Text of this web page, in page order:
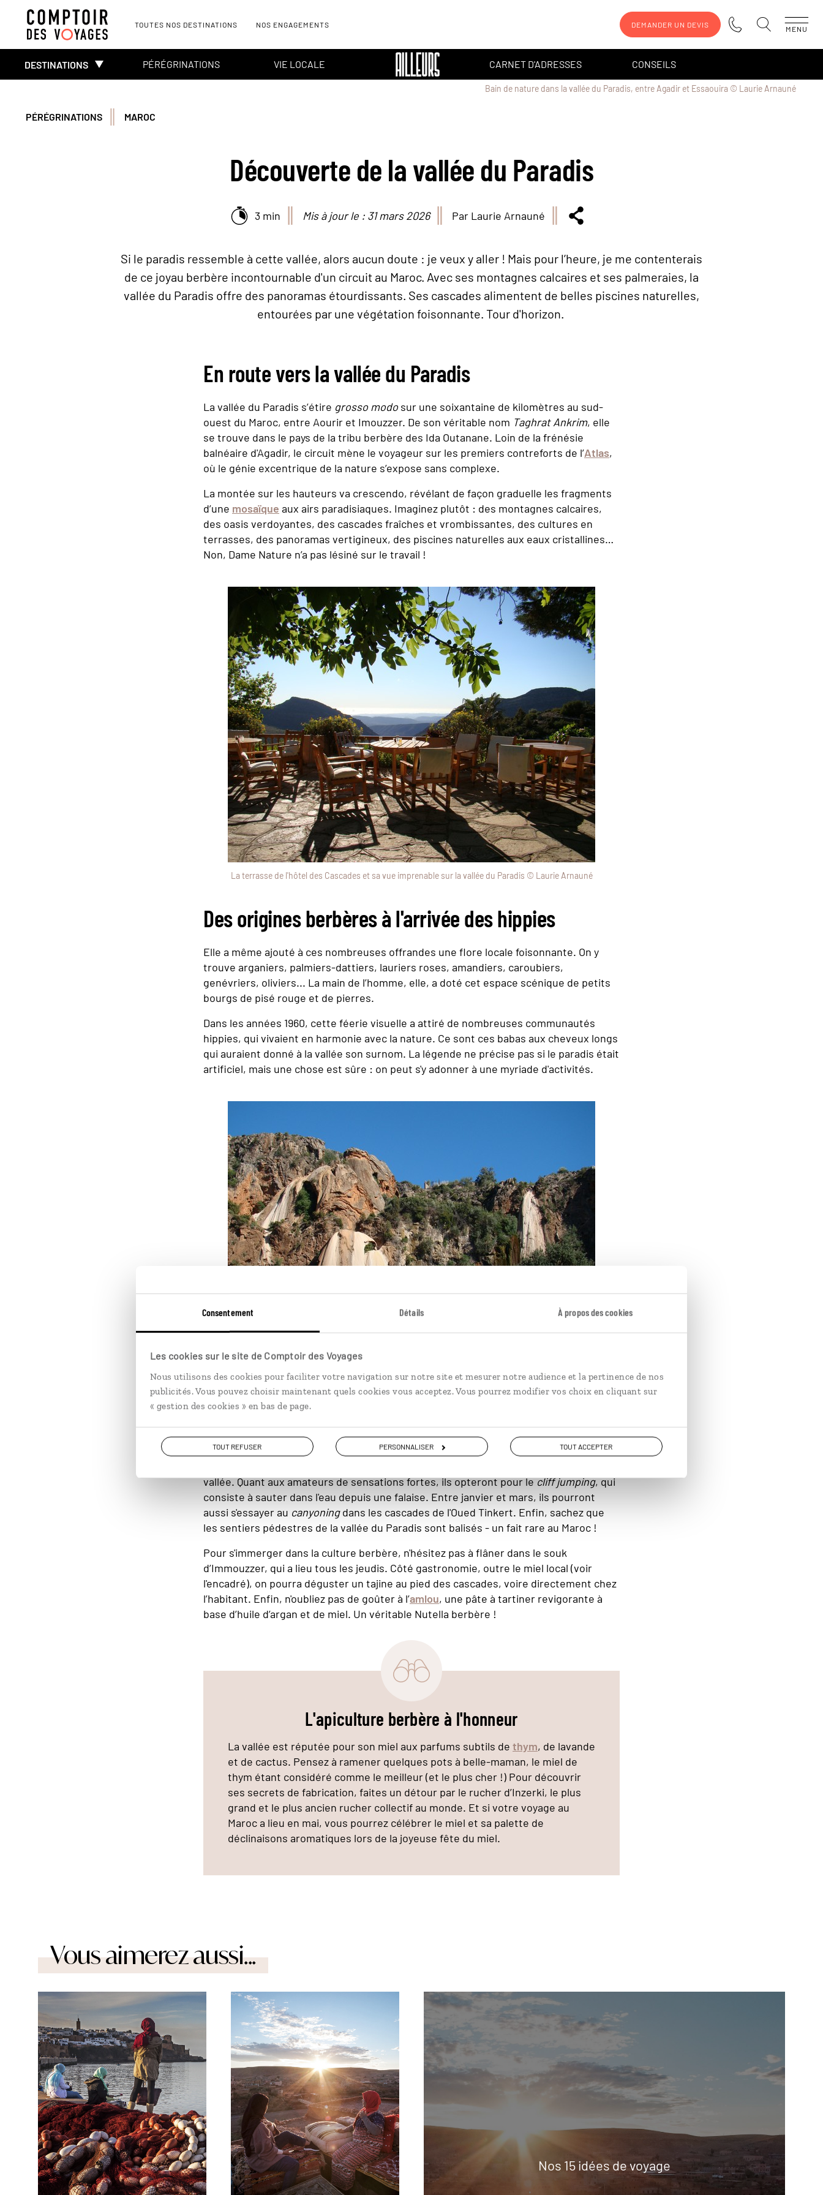
Consentement Détails À propos des cookies
Les cookies sur le site de Comptoir des Voyages
Nous utilisons des cookies pour faciliter votre navigation sur notre site et mesurer notre audience et la pertinence de nos
publicités. Vous pouvez choisir maintenant quels cookies vous acceptez. Vous pourrez modifier vos choix en cliquant sur
« gestion des cookies » en bas de page.
TOUT REFUSER PERSONNALISER TOUT ACCEPTER
TOUTES NOS DESTINATIONS NOS ENGAGEMENTS DEMANDER UN DEVIS MENU
DESTINATIONS PÉRÉGRINATIONS VIE LOCALE CARNET D'ADRESSES CONSEILS
Bain de nature dans la vallée du Paradis, entre Agadir et Essaouira © Laurie Arnauné
PÉRÉGRINATIONS MAROC
Découverte de la vallée du Paradis
3 min Mis à jour le : 31 mars 2026 Par Laurie Arnauné
Si le paradis ressemble à cette vallée, alors aucun doute : je veux y aller ! Mais pour l’heure, je me contenterais
de ce joyau berbère incontournable d'un circuit au Maroc. Avec ses montagnes calcaires et ses palmeraies, la
vallée du Paradis offre des panoramas étourdissants. Ses cascades alimentent de belles piscines naturelles,
entourées par une végétation foisonnante. Tour d'horizon.
En route vers la vallée du Paradis
La vallée du Paradis s’étire grosso modosur une soixantaine de kilomètres au sud-
ouest du Maroc, entre Aourir et Imouzzer. De son véritable nom Taghrat Ankrim, elle
se trouve dans le pays de la tribu berbère des Ida Outanane. Loin de la frénésie
balnéaire d'Agadir, le circuit mène le voyageur sur les premiers contreforts de l’Atlas,
où le génie excentrique de la nature s’expose sans complexe.
La montée sur les hauteurs va crescendo, révélant de façon graduelle les fragments
d’une mosaïque aux airs paradisiaques. Imaginez plutôt : des montagnes calcaires,
des oasis verdoyantes, des cascades fraîches et vrombissantes, des cultures en
terrasses, des panoramas vertigineux, des piscines naturelles aux eaux cristallines…
Non, Dame Nature n’a pas lésiné sur le travail !
La terrasse de l'hôtel des Cascades et sa vue imprenable sur la vallée du Paradis © Laurie Arnauné
Des origines berbères à l'arrivée des hippies
Elle a même ajouté à ces nombreuses offrandes une flore locale foisonnante. On y
trouve arganiers, palmiers-dattiers, lauriers roses, amandiers, caroubiers,
genévriers, oliviers... La main de l’homme, elle, a doté cet espace scénique de petits
bourgs de pisé rouge et de pierres.
Dans les années 1960, cette féerie visuelle a attiré de nombreuses communautés
hippies, qui vivaient en harmonie avec la nature. Ce sont ces babas aux cheveux longs
qui auraient donné à la vallée son surnom. La légende ne précise pas si le paradis était
artificiel, mais une chose est sûre : on peut s'y adonner à une myriade d'activités.
Lorsqu'elles ne sont pas asséchées, les cascades de l'Oued Tinkert sont prisées par les amateurs de canyoning © Laurie Arnauné
Que faire dans la vallée du Paradis ?
vallée. Quant aux amateurs de sensations fortes, ils opteront pour lecliff jumping, qui
consiste à sauter dans l'eau depuis une falaise. Entre janvier et mars, ils pourront
aussi s'essayer au canyoningdans les cascades de l'Oued Tinkert. Enfin, sachez que
les sentiers pédestres de la vallée du Paradis sont balisés - un fait rare au Maroc !
Pour s'immerger dans la culture berbère, n'hésitez pas à flâner dans le souk
d’Immouzzer, qui a lieu tous les jeudis. Côté gastronomie, outre le miel local (voir
l'encadré), on pourra déguster un tajine au pied des cascades, voire directement chez
l’habitant. Enfin, n'oubliez pas de goûter à l’amlou, une pâte à tartiner revigorante à
base d’huile d’argan et de miel. Un véritable Nutella berbère !
L'apiculture berbère à l'honneur
La vallée est réputée pour son miel aux parfums subtils de thym, de lavande
et de cactus. Pensez à ramener quelques pots à belle-maman, le miel de
thym étant considéré comme le meilleur (et le plus cher !) Pour découvrir
ses secrets de fabrication, faites un détour par le rucher d’Inzerki, le plus
grand et le plus ancien rucher collectif au monde. Et si votre voyage au
Maroc a lieu en mai, vous pourrez célébrer le miel et sa palette de
déclinaisons aromatiques lors de la joyeuse fête du miel.
Vous aimerez aussi...
© VWpics/hemis © Juliette Robert/Haytham/Réa
Nos 15 idées de voyage